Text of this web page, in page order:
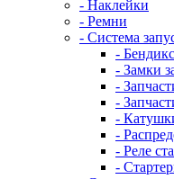
- Наклейки
- Ремни
- Система
-
- Замки
-
-
-
-
- Реле
-